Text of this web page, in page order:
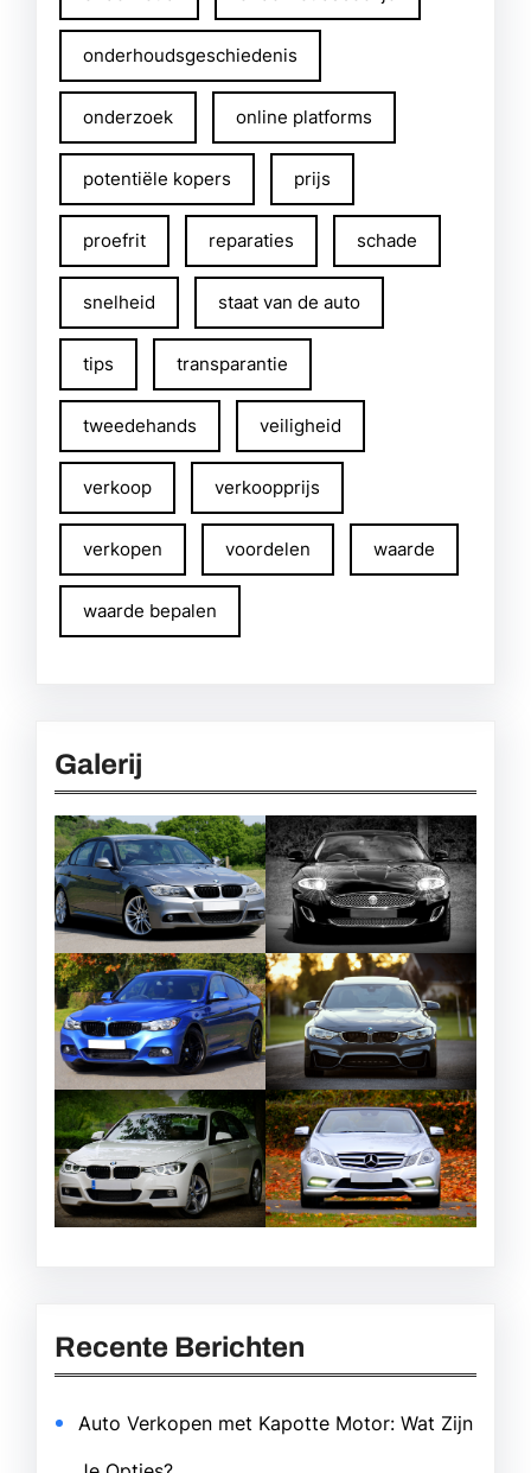
onderhoudsgeschiedenis
onderzoek online platforms
potentiële kopers prijs
proefrit reparaties schade
snelheid staat van de auto
tips transparantie
tweedehands veiligheid
verkoop verkoopprijs
verkopen voordelen waarde
waarde bepalen
Galerij
Recente Berichten
Auto Verkopen met Kapotte Motor: Wat Zijn